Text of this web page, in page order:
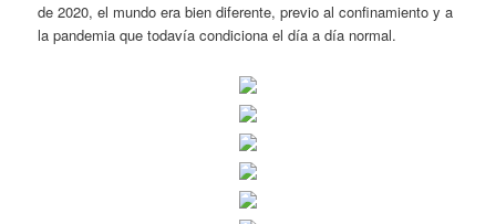
de 2020, el mundo era bien diferente, previo al confinamiento y a
la pandemia que todavía condiciona el día a día normal.